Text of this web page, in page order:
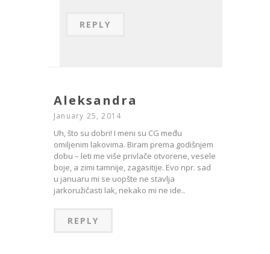
REPLY
Aleksandra
January 25, 2014
Uh, što su dobri! I meni su CG među
omiljenim lakovima. Biram prema godišnjem
dobu – leti me više privlače otvorene, vesele
boje, a zimi tamnije, zagasitije. Evo npr. sad
u januaru mi se uopšte ne stavlja
jarkoružičasti lak, nekako mi ne ide..
REPLY